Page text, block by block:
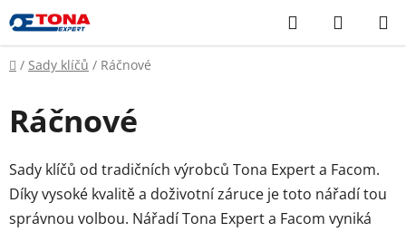
Přejít
na
obsah
Hledat
KOŠÍK
Domů
/ Sady klíčů / Ráčnové
Ráčnové
Sady klíčů od tradičních výrobců Tona Expert a Facom.
Díky vysoké kvalitě a doživotní záruce je toto nářadí tou
správnou volbou. Nářadí Tona Expert a Facom vyniká